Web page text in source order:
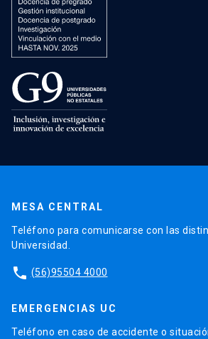
MESA CENTRAL
Teléfono para comunicarse con las
Universidad.
phone (56)95504 4000
EMERGENCIAS UC
Teléfono en caso de accidente o